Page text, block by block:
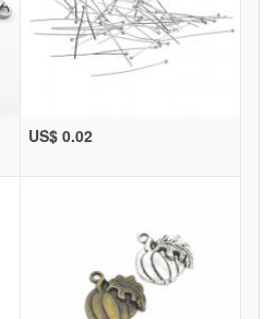
US$ 0.02